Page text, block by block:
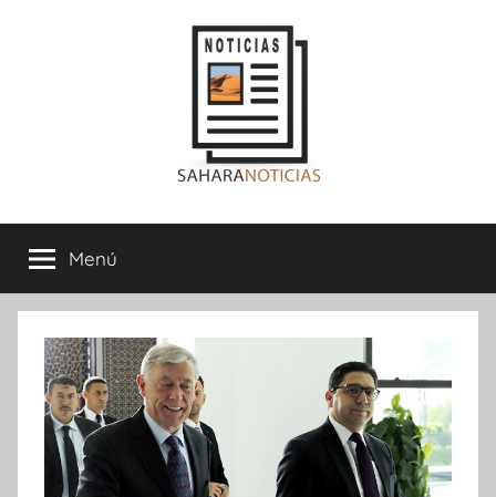
Sahara
Noticias
Menú